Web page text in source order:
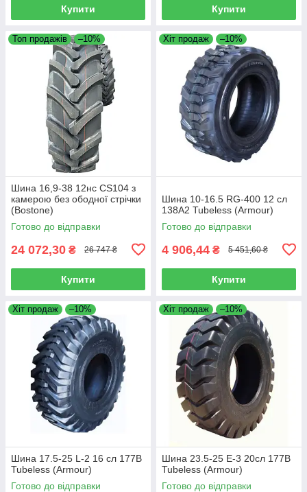
Купити Купити
Топ продажів –10%
Шина 16,9-38 12нс CS104 з
камерою без ободної стрічки
(Bostone)
Готово до відправки
24 072,30 ₴ 26 747 ₴
Купити
Хіт продаж –10%
Шина 10-16.5 RG-400 12 сл
138A2 Tubeless (Armour)
Готово до відправки
4 906,44 ₴ 5 451,60 ₴
Купити
Хіт продаж –10%
Шина 17.5-25 L-2 16 сл 177B
Tubeless (Armour)
Готово до відправки
Хіт продаж –10%
Шина 23.5-25 E-3 20сл 177B
Tubeless (Armour)
Готово до відправки